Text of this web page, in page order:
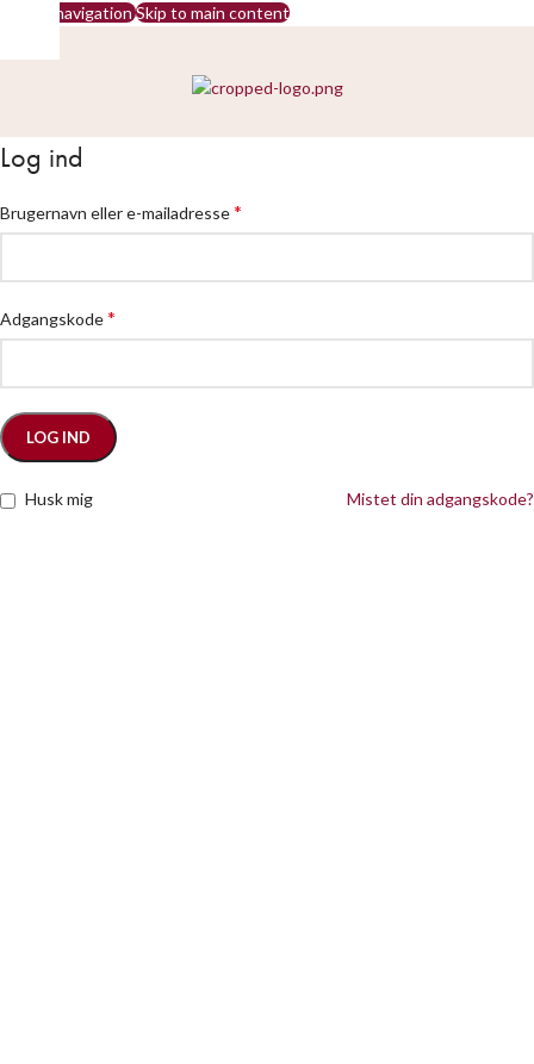
Skip to navigationSkip to main content
Log ind
Brugernavn eller e-mailadresse*
Adgangskode*
LOG IND
Mistet din adgangskode?
Husk mig